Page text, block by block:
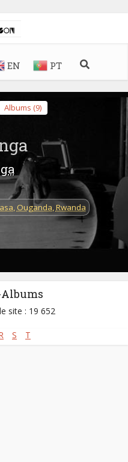
EN PT
Albums (9)
, Ouganda,Rwanda
site : 19 652
S T